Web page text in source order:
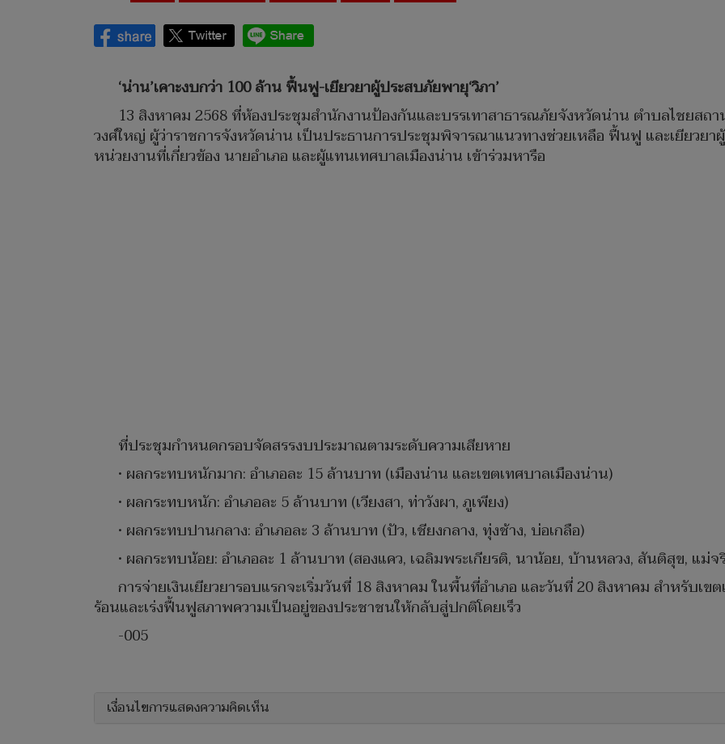
‘น่าน’เคาะงบกว่า 100 ล้าน ฟื้นฟู-เยียวยาผู้ประสบภัยพายุ‘วิภา’
13 สิงหาคม 2568 ที่ห้องประชุมสำนักงานป้องกันและบรรเทาสาธารณภัยจังหวัดน่าน ตำบลไชยสถ
วงศ์ใหญ่ ผู้ว่าราชการจังหวัดน่าน เป็นประธานการประชุมพิจารณาแนวทางช่วยเหลือ ฟื้นฟู และเยียวยา
หน่วยงานที่เกี่ยวข้อง นายอำเภอ และผู้แทนเทศบาลเมืองน่าน เข้าร่วมหารือ
ที่ประชุมกำหนดกรอบจัดสรรงบประมาณตามระดับความเสียหาย
• ผลกระทบหนักมาก: อำเภอละ 15 ล้านบาท (เมืองน่าน และเขตเทศบาลเมืองน่าน)
• ผลกระทบหนัก: อำเภอละ 5 ล้านบาท (เวียงสา, ท่าวังผา, ภูเพียง)
• ผลกระทบปานกลาง: อำเภอละ 3 ล้านบาท (ปัว, เชียงกลาง, ทุ่งช้าง, บ่อเกลือ)
• ผลกระทบน้อย: อำเภอละ 1 ล้านบาท (สองแคว, เฉลิมพระเกียรติ, นาน้อย, บ้านหลวง, สันติสุข, แม่
การจ่ายเงินเยียวยารอบแรกจะเริ่มวันที่ 18 สิงหาคม ในพื้นที่อำเภอ และวันที่ 20 สิงหาคม สำหรับเข
ร้อนและเร่งฟื้นฟูสภาพความเป็นอยู่ของประชาชนให้กลับสู่ปกติโดยเร็ว
-005
เงื่อนไขการแสดงความคิดเห็น